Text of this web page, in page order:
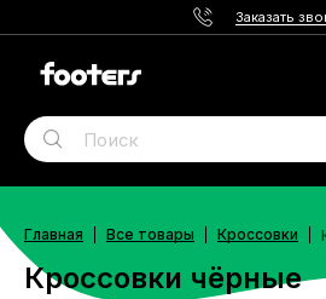
Заказать
Главная Все товары Кроссовки
Кроссовки чёрные